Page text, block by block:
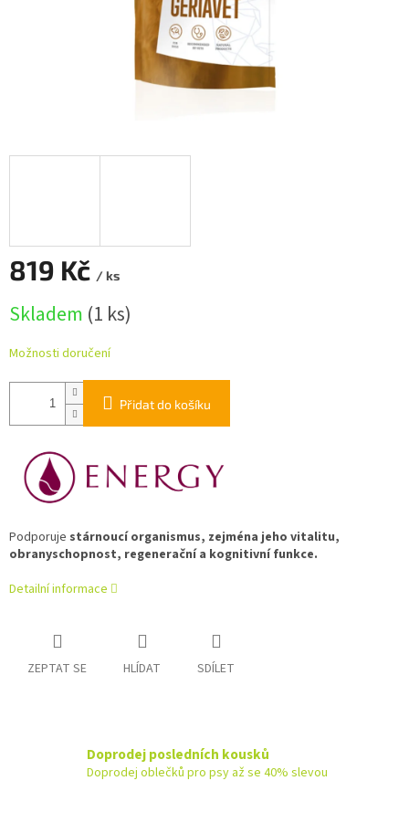
819 Kč / ks
cena:
Skladem (1 ks)
Možnosti doručení
Přidat do košíku
Podporuje stárnoucí organismus, zejména jeho vitalitu,
obranyschopnost, regenerační a kognitivní funkce.
Detailní informace
ZEPTAT SE HLÍDAT SDÍLET
Doprodej posledních kousků
Doprodej oblečků pro psy až se 40% slevou